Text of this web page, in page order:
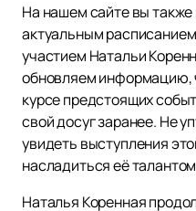
На нашем сайте вы
актуальным
участием Натальи
обновляем информацию,
курсе предстоящих
свой досуг заранее. Не
увидеть выступления
насладиться её
Наталья Коренная